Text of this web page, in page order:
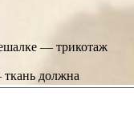
— трикотаж
ткань должна